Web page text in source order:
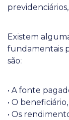
Existem
fundamentais
são:
• A fonte
• O
• Os